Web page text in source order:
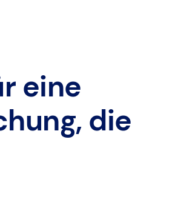
eine
die